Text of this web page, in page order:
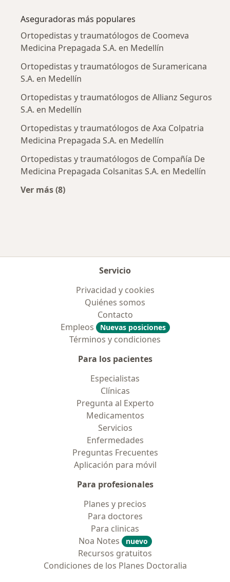
Aseguradoras más populares
Ortopedistas y traumatólogos de Coomeva
Medicina Prepagada S.A. en Medellín
Ortopedistas y traumatólogos de Suramericana
S.A. en Medellín
Ortopedistas y traumatólogos de Allianz Seguros
S.A. en Medellín
Ortopedistas y traumatólogos de Axa Colpatria
Medicina Prepagada S.A. en Medellín
Ortopedistas y traumatólogos de Compañía De
Medicina Prepagada Colsanitas S.A. en Medellín
Ver más (8)
Servicio
Privacidad y cookies
Quiénes somos
Contacto
Empleos
Nuevas posiciones
Términos y condiciones
Para los pacientes
Especialistas
Clínicas
Pregunta al Experto
Medicamentos
Servicios
Enfermedades
Preguntas Frecuentes
Aplicación para móvil
Para profesionales
Planes y precios
Para doctores
Para clinicas
Noa Notes
nuevo
Recursos gratuitos
Condiciones de los Planes Doctoralia